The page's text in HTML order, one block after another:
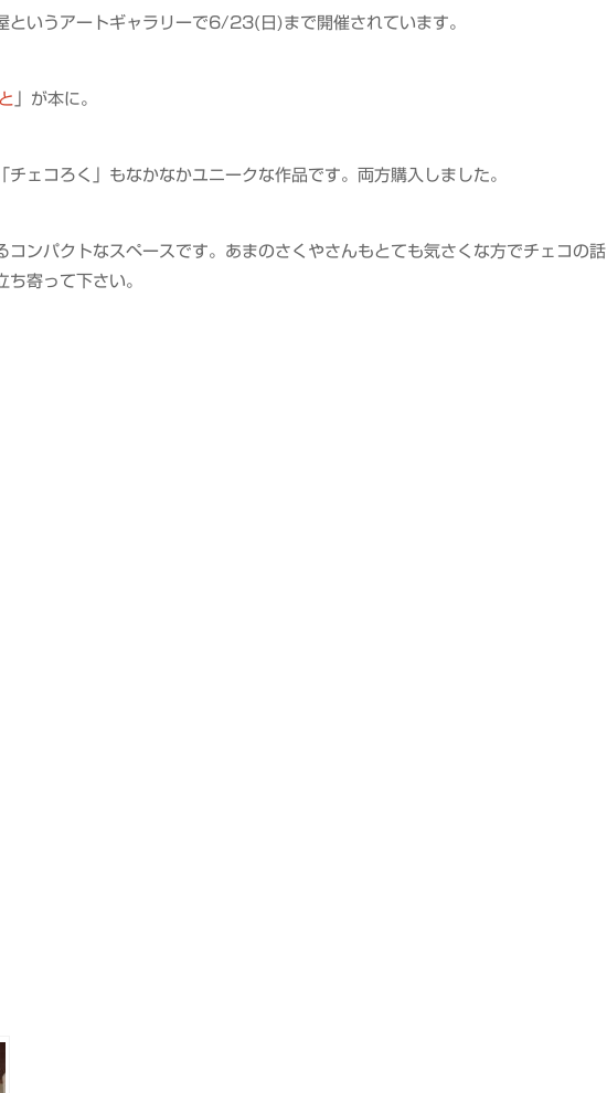
というアートギャラリーで6/23(日)まで開催されています。
」が本に。
ェコろく」もなかなかユニークな作品です。両方購入しました。
ンパクトなスペースです。あまのさくやさんもとても気さくな方でチェコの話
寄って下さい。